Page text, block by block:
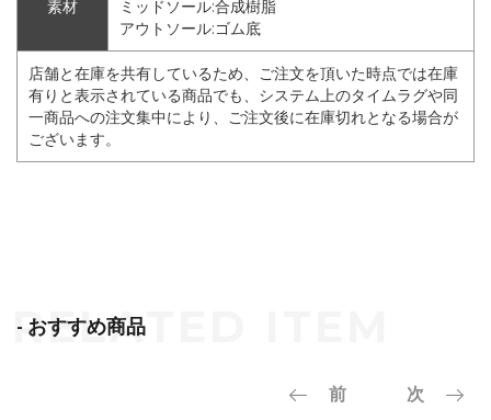
素材
ミッドソール:合成樹脂
アウトソール:ゴム底
店舗と在庫を共有しているため、ご注文を頂いた時点では在庫
有りと表示されている商品でも、システム上のタイムラグや同
一商品への注文集中により、ご注文後に在庫切れとなる場合が
ございます。
- おすすめ商品
前 次